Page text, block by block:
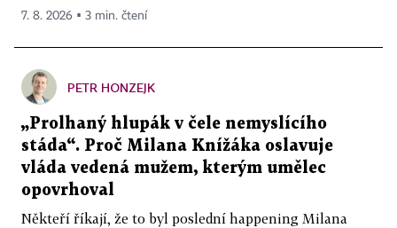
7. 8. 2026 ▪ 3 min. čtení
PETR HONZEJK
„Prolhaný hlupák v čele nemyslícího
stáda“. Proč Milana Knížáka oslavuje
vláda vedená mužem, kterým umělec
opovrhoval
Někteří říkají, že to byl poslední happening Milana